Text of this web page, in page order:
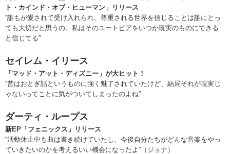
ト・カインド・オブ・ヒューマン」リリース
“誰もが愛されて受け入れられ、尊重される世界を信じることは誰にとっ
ても大切だと思うの。私はそのユートピアをいつか現実のものにできる
と信じてる”
セイレム・イリース
「マッド・アット・ディズニー」が大ヒット！
“昔はおとぎ話というものに強く魅了されていたけど、結局それが現実じ
ゃないってことに気がついてしまったのよね”
ダーティ・ループス
新EP「フェニックス」リリース
“活動休止中も曲は書き続けていたし、今後自分たちがどんな音楽をやっ
ていきたいのかを考えるいい機会になったよ”（ジョナ）